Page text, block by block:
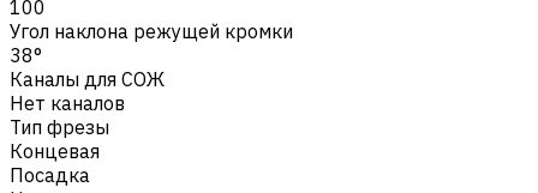
100
Угол наклона режущей кромки
38°
Каналы для СОЖ
Нет каналов
Тип фрезы
Концевая
Посадка